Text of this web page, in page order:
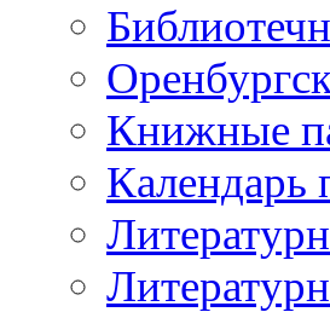
Книжные
Календарь